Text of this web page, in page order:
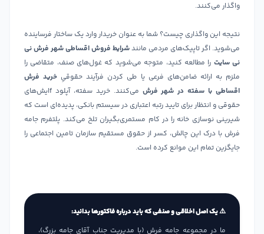
واگذار می‌کنند.
نتیجه این واگذاری چیست؟ شما به عنوان خریدار وارد یک ساختار فرساینده
می‌شوید. اگر تاپیک‌های مردمی مانندشرایط فروش اقساطی شهر فرش نی
نی سایت را مطالعه کنید، متوجه می‌شوید که غول‌های صنف، متقاضی را
ملزم به ارائه ضامن‌های فرعی یا طی کردن فرآیند حقوقیِ خرید فرش
اقساطی با سفته در شهر فرش
می‌کنند. خرید سفته، آپلود fایش‌های
حقوقی و انتظار برای تایید رتبه اعتباری در سیستم بانکی، پدیده‌ای است که
شیرینی نوسازی خانه را در کام مستمری‌بگیران تلخ می‌کند. پلتفرم جامه
فرش با درک این چالش، کسر از حقوق مستقیم سازمان تامین اجتماعی را
جایگزین تمام این موانع کرده است.
⚠️ یک اصل اخلاقی و صنفی که باید درباره فاکتورها بدانید:
ما در مجموعه جامه فرش (با مدیریت جناب آقای جامه بزرگ)،